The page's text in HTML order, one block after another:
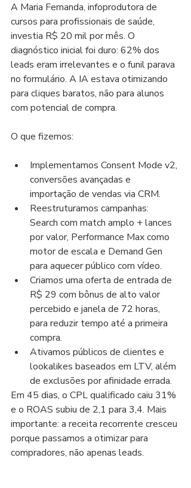
A Maria Fernanda, infoprodutora de
cursos para profissionais de saúde,
investia R$ 20 mil por mês. O
diagnóstico inicial foi duro: 62% dos
leads eram irrelevantes e o funil parava
no formulário. A IA estava otimizando
para cliques baratos, não para alunos
com potencial de compra.
O que fizemos:
Implementamos Consent Mode v2,
conversões avançadas e
importação de vendas via CRM.
Reestruturamos campanhas:
Search com match amplo + lances
por valor, Performance Max como
motor de escala e Demand Gen
para aquecer público com vídeo.
Criamos uma oferta de entrada de
R$ 29 com bônus de alto valor
percebido e janela de 72 horas,
para reduzir tempo até a primeira
compra.
Ativamos públicos de clientes e
lookalikes baseados em LTV, além
de exclusões por afinidade errada.
Em 45 dias, o CPL qualificado caiu 31%
e o ROAS subiu de 2,1 para 3,4. Mais
importante: a receita recorrente cresceu
porque passamos a otimizar para
compradores, não apenas leads.